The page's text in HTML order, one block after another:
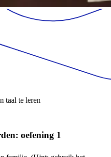
taal te leren
oefening 1